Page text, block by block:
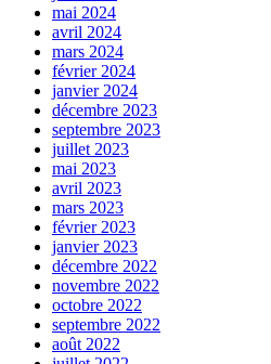
mai 2024
avril 2024
mars 2024
février 2024
janvier 2024
décembre 2023
septembre 2023
juillet 2023
mai 2023
avril 2023
mars 2023
février 2023
janvier 2023
décembre 2022
novembre 2022
octobre 2022
septembre 2022
août 2022